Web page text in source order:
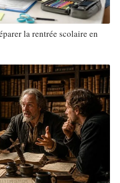
la rentrée scolaire en